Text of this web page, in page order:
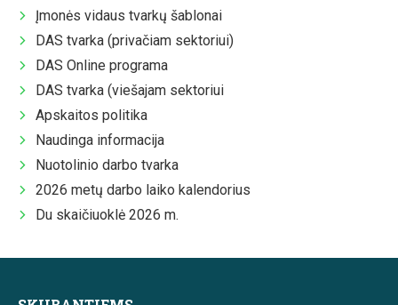
Įmonės vidaus tvarkų šablonai
DAS tvarka (privačiam sektoriui)
DAS Online programa
DAS tvarka (viešajam sektoriui
Apskaitos politika
Naudinga informacija
Nuotolinio darbo tvarka
2026 metų darbo laiko kalendorius
Du skaičiuoklė 2026 m.